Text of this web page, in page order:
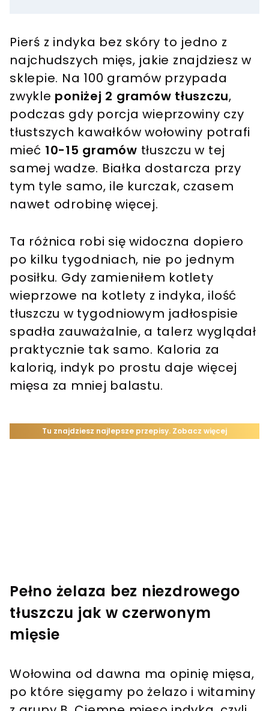
Pierś z indyka bez skóry to jedno z
najchudszych mięs, jakie znajdziesz w
sklepie. Na 100 gramów przypada
zwykle poniżej 2 gramów tłuszczu,
podczas gdy porcja wieprzowiny czy
tłustszych kawałków wołowiny potrafi
mieć 10-15 gramów tłuszczu w tej
samej wadze. Białka dostarcza przy
tym tyle samo, ile kurczak, czasem
nawet odrobinę więcej.
Ta różnica robi się widoczna dopiero
po kilku tygodniach, nie po jednym
posiłku. Gdy zamieniłem kotlety
wieprzowe na kotlety z indyka, ilość
tłuszczu w tygodniowym jadłospisie
spadła zauważalnie, a talerz wyglądał
praktycznie tak samo. Kaloria za
kalorią, indyk po prostu daje więcej
mięsa za mniej balastu.
Pełno żelaza bez niezdrowego
tłuszczu jak w czerwonym
mięsie
Wołowina od dawna ma opinię mięsa,
po które sięgamy po żelazo i witaminy